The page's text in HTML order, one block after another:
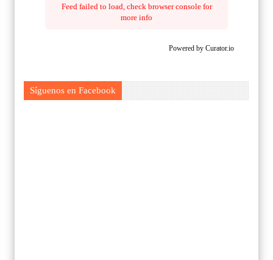
Feed failed to load, check browser console for
more info
Powered by Curator.io
Síguenos en Facebook